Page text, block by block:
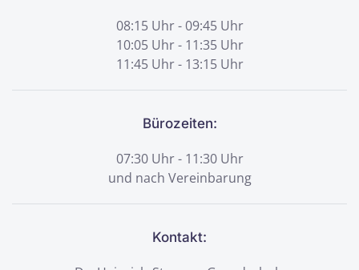
08:15 Uhr - 09:45 Uhr
10:05 Uhr - 11:35 Uhr
11:45 Uhr - 13:15 Uhr
Bürozeiten:
07:30 Uhr - 11:30 Uhr
und nach Vereinbarung
Kontakt: